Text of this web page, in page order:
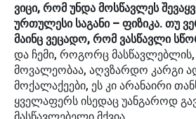
ვიცი, რომ უნდა მოსწავლეს
ურთულესი საგანი – ფიზიკა. თუ
მაინც ვეცადო, რომ ვასწავლი
და ჩემი, როგორც
მოვალეობაა, აღვზარდო კარგი
მოქალაქეები, ეს კი არანაირი
ყველაფერს ისედაც უანგაროდ
მასწავლებელი მქვია.